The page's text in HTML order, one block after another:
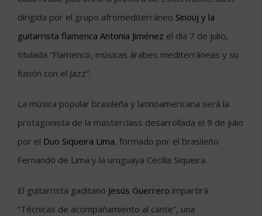
dirigida por el grupo afromediterráneo Sinouj y la
guitarrista flamenca Antonia Jiménez el día 7 de julio,
titulada “Flamenco, músicas árabes mediterráneas y su
fusión con el Jazz”.
La música popular brasileña y latinoamericana será la
protagonista de la masterclass desarrollada el 9 de julio
por el Duo Siqueira Lima, formado por el brasileño
Fernando de Lima y la uruguaya Cecilia Siqueira.
El guitarrista gaditano Jesús Guerrero impartirá
“Técnicas de acompañamiento al cante”, una